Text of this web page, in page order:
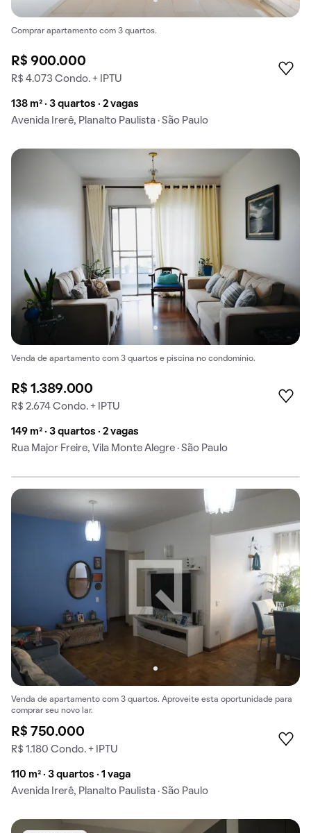
Comprar apartamento com 3 quartos.
R$ 900.000
R$ 4.073 Condo. + IPTU
138 m² · 3 quartos · 2 vagas
Avenida Irerê, Planalto Paulista · São Paulo
Venda de apartamento com 3 quartos e piscina no condomínio.
R$ 1.389.000
R$ 2.674 Condo. + IPTU
149 m² · 3 quartos · 2 vagas
Rua Major Freire, Vila Monte Alegre · São Paulo
Venda de apartamento com 3 quartos. Aproveite esta oportunidade para
comprar seu novo lar.
R$ 750.000
R$ 1.180 Condo. + IPTU
110 m² · 3 quartos · 1 vaga
Avenida Irerê, Planalto Paulista · São Paulo